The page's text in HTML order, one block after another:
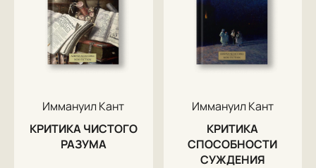
Иммануил Кант
КРИТИКА ЧИСТОГО
РАЗУМА
Иммануил Кант
КРИТИКА
СПОСОБНОСТИ
СУЖДЕНИЯ